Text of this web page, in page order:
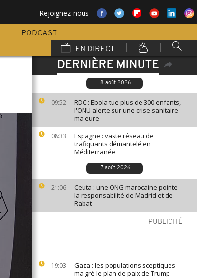
Rejoignez-nous
PODCAST
EN DIRECT
DERNIÈRE MINUTE
8 août 2026
09:52
RDC : Ebola tue plus de 300 enfants,
l'ONU alerte sur une crise sanitaire
majeure
08:33
Espagne : vaste réseau de
trafiquants démantelé en
Méditerranée
7 août 2026
21:06
Ceuta : une ONG marocaine pointe
la responsabilité de Madrid et de
Rabat
PUBLICITÉ
19:03
Gaza : les populations sceptiques
malgré le plan de paix de Trump